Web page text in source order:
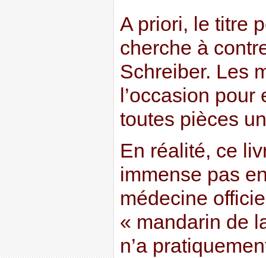
A priori, le titre
cherche à
Schreiber. Les
l’occasion
toutes pièces
En réalité, ce
immense pas
médecine
« mandarin de
n’a